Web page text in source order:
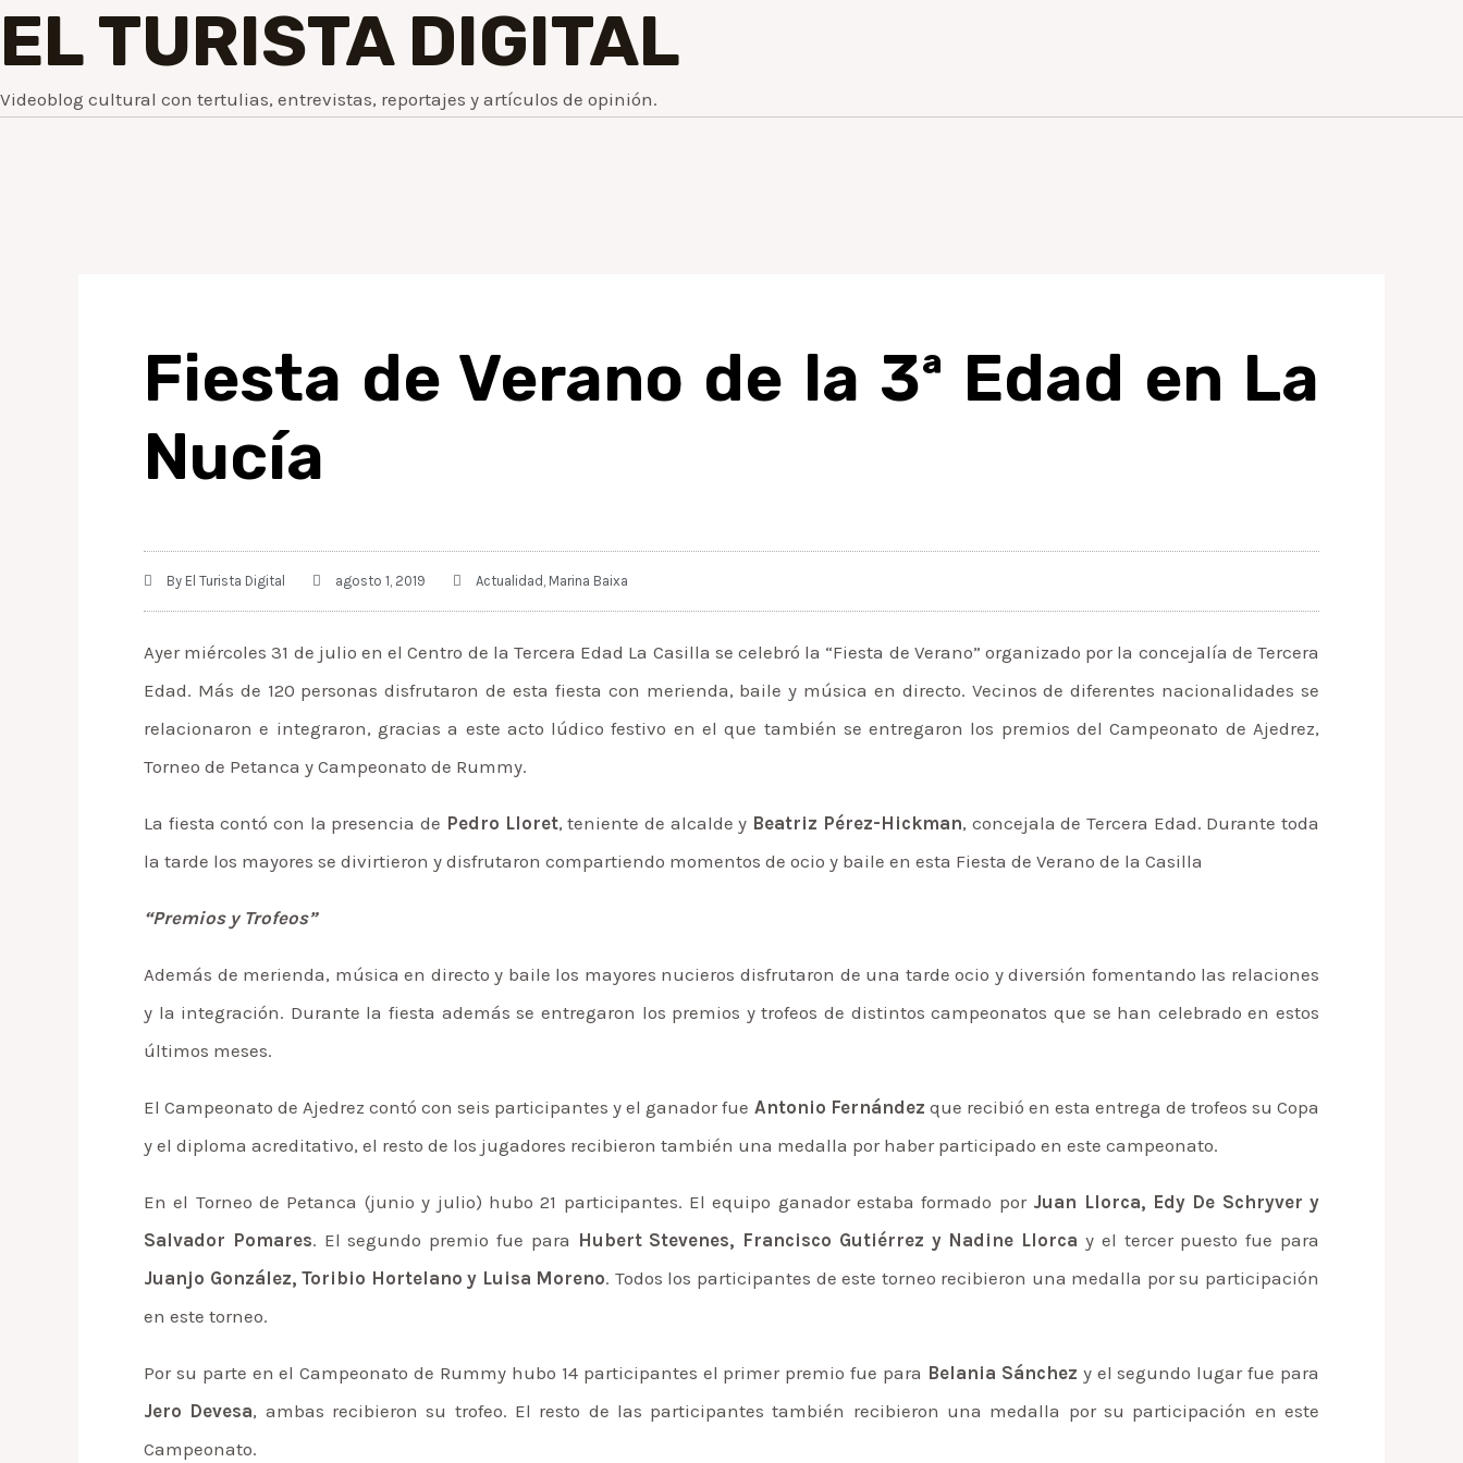
EL TURISTA DIGITAL
Videoblog cultural con tertulias, entrevistas, reportajes y artículos de opinión.
Fiesta de Verano de la 3ª Edad en La
Nucía
By El Turista Digital agosto 1, 2019 Actualidad Marina Baixa
Ayer miércoles 31 de julio en el Centro de la Tercera Edad La Casilla se celebró la “Fiesta de Verano” organizado por la concejalía de Tercera
Edad. Más de 120 personas disfrutaron de esta fiesta con merienda, baile y música en directo. Vecinos de diferentes nacionalidades se
relacionaron e integraron, gracias a este acto lúdico festivo en el que también se entregaron los premios del Campeonato de Ajedrez,
Torneo de Petanca y Campeonato de Rummy.
La fiesta contó con la presencia de Pedro Lloret, teniente de alcalde y Beatriz Pérez-Hickman, concejala de Tercera Edad. Durante toda
la tarde los mayores se divirtieron y disfrutaron compartiendo momentos de ocio y baile en esta Fiesta de Verano de la Casilla
“Premios y Trofeos”
Además de merienda, música en directo y baile los mayores nucieros disfrutaron de una tarde ocio y diversión fomentando las relaciones
y la integración. Durante la fiesta además se entregaron los premios y trofeos de distintos campeonatos que se han celebrado en estos
últimos meses.
El Campeonato de Ajedrez contó con seis participantes y el ganador fue Antonio Fernández que recibió en esta entrega de trofeos su Copa
y el diploma acreditativo, el resto de los jugadores recibieron también una medalla por haber participado en este campeonato.
En el Torneo de Petanca (junio y julio) hubo 21 participantes. El equipo ganador estaba formado por Juan Llorca, Edy De Schryver y
Salvador Pomares. El segundo premio fue para Hubert Stevenes, Francisco Gutiérrez y Nadine Llorca y el tercer puesto fue para
Juanjo González, Toribio Hortelano y Luisa Moreno. Todos los participantes de este torneo recibieron una medalla por su participación
en este torneo.
Por su parte en el Campeonato de Rummy hubo 14 participantes el primer premio fue para Belania Sánchez y el segundo lugar fue para
Jero Devesa, ambas recibieron su trofeo. El resto de las participantes también recibieron una medalla por su participación en este
Campeonato.